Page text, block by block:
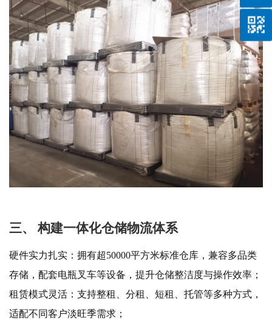
三、 构建一体化仓储物流体系
硬件实力扎实：拥有超50000平方米标准仓库，兼容多品类
存储，配套电瓶叉车等设备，提升仓储整洁度与操作效率；
租赁模式灵活：支持整租、分租、短租、托管等多种方式，
适配不同客户淡旺季需求；